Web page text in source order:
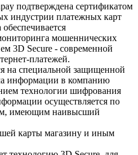
подтверждена сертификатом
индустрии платежных карт
мошеннических
3D Secure - современной
платежей.
на специальной защищенной
информации в компанию
технологии шифрования
осуществляется по
имеющим наивысший
карты магазину и иным